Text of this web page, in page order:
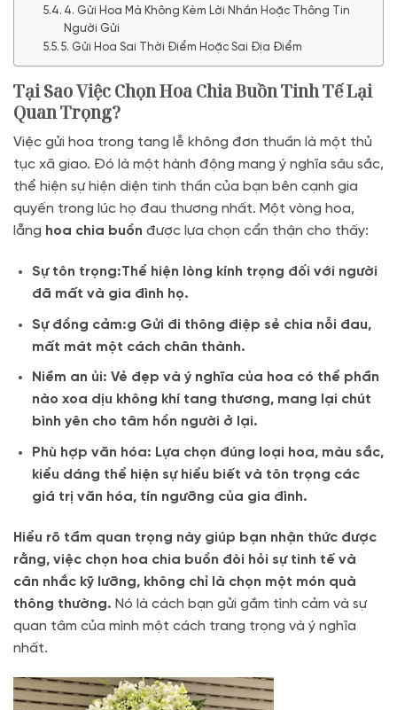
4. Gửi Hoa Mà Không Kèm Lời Nhắn Hoặc Thông Tin
Người Gửi
5. Gửi Hoa Sai Thời Điểm Hoặc Sai Địa Điểm
Tại Sao Việc Chọn Hoa Chia Buồn Tinh Tế Lại
Quan Trọng?
Việc gửi hoa trong tang lễ không đơn thuần là một thủ
tục xã giao. Đó là một hành động mang ý nghĩa sâu sắc,
thể hiện sự hiện diện tinh thần của bạn bên cạnh gia
quyến trong lúc họ đau thương nhất. Một vòng hoa,
lẵng hoa chia buồn được lựa chọn cẩn thận cho thấy:
Sự tôn trọng:Thể hiện lòng kính trọng đối với người
đã mất và gia đình họ.
Sự đồng cảm:g Gửi đi thông điệp sẻ chia nỗi đau,
mất mát một cách chân thành.
Niềm an ủi: Vẻ đẹp và ý nghĩa của hoa có thể phần
nào xoa dịu không khí tang thương, mang lại chút
bình yên cho tâm hồn người ở lại.
Phù hợp văn hóa: Lựa chọn đúng loại hoa, màu sắc,
kiểu dáng thể hiện sự hiểu biết và tôn trọng các
giá trị văn hóa, tín ngưỡng của gia đình.
Hiểu rõ tầm quan trọng này giúp bạn nhận thức được
rằng, việc chọn hoa chia buồn đòi hỏi sự tinh tế và
cân nhắc kỹ lưỡng, không chỉ là chọn một món quà
thông thường. Nó là cách bạn gửi gắm tình cảm và sự
quan tâm của mình một cách trang trọng và ý nghĩa
nhất.